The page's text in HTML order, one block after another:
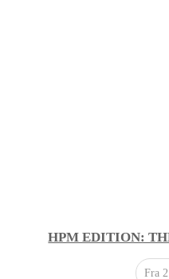
HPM EDITION:
Fra